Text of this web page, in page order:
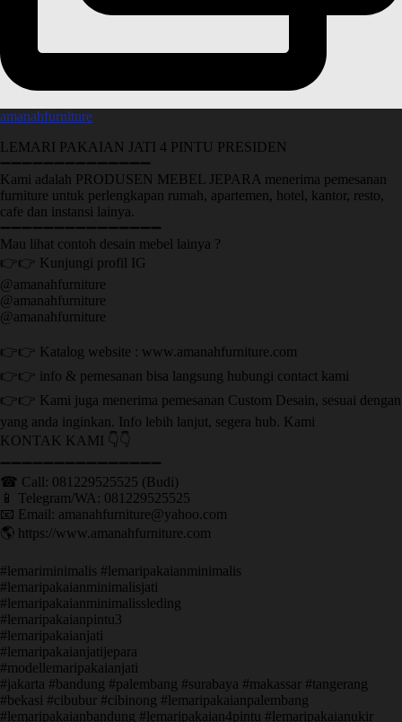
amanahfurniture
LEMARI PAKAIAN JATI 4 PINTU PRESIDEN
➖➖➖➖➖➖➖➖➖➖➖➖➖➖
Kami adalah PRODUSEN MEBEL JEPARA menerima pemesanan
furniture untuk perlengkapan rumah, apartemen, hotel, kantor, resto,
cafe dan instansi lainya.
➖➖➖➖➖➖➖➖➖➖➖➖➖➖➖
Mau lihat contoh desain mebel lainya ?
👉👉 Kunjungi profil IG
@amanahfurniture
@amanahfurniture
@amanahfurniture
👉👉 Katalog website : www.amanahfurniture.com
👉👉 info & pemesanan bisa langsung hubungi contact kami
👉👉 Kami juga menerima pemesanan Custom Desain, sesuai dengan
yang anda inginkan. Info lebih lanjut, segera hub. Kami
KONTAK KAMI 👇👇
➖➖➖➖➖➖➖➖➖➖➖➖➖➖➖ ㅤ
☎ Call: 081229525525 (Budi)
📱 Telegram/WA: 081229525525
📧 Email: amanahfurniture@yahoo.com
🌎 https://www.amanahfurniture.com
#lemariminimalis #lemaripakaianminimalis
#lemaripakaianminimalisjati
#lemaripakaianminimalissleding
#lemaripakaianpintu3
#lemaripakaianjati
#lemaripakaianjatijepara
#modellemaripakaianjati
#jakarta #bandung #palembang #surabaya #makassar #tangerang
#bekasi #cibubur #cibinong #lemaripakaianpalembang
#lemaripakaianbandung #lemaripakaian4pintu #lemaripakaianukir